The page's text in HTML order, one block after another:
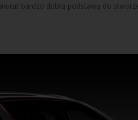
bardzo dobrą podstawą do